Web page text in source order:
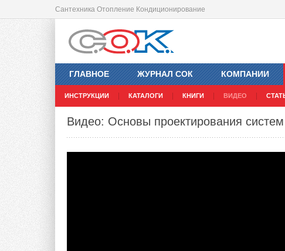
Сантехника Отопление Кондиционирование
ГЛАВНОЕ ЖУРНАЛ СОК КОМПАНИИ
ИНСТРУКЦИИ КАТАЛОГИ КНИГИ ВИДЕО
Видео: Основы проектирования систем